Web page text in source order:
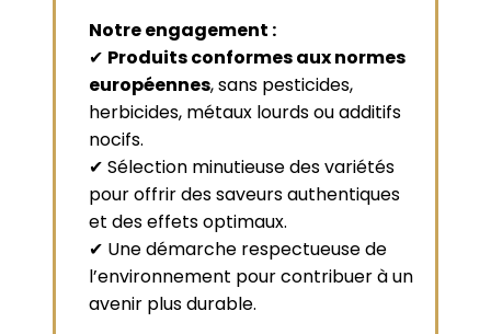
Notre engagement :
✔ Produits conformes aux normes
européennes, sans pesticides,
herbicides, métaux lourds ou additifs
nocifs.
✔ Sélection minutieuse des variétés
pour offrir des saveurs authentiques
et des effets optimaux.
✔ Une démarche respectueuse de
l’environnement pour contribuer à un
avenir plus durable.